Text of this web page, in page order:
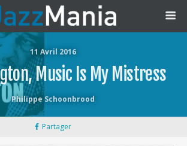
11 Avril 2016
Music Is My Mistress
Philippe Schoonbrood
Partager